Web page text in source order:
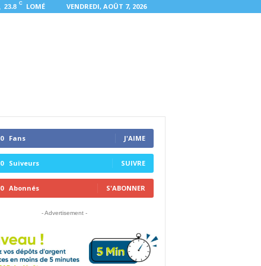
23.8 C LOMÉ VENDREDI, AOÛT 7, 2026
0 Fans J'AIME
0 Suiveurs SUIVRE
0 Abonnés S'ABONNER
- Advertisement -